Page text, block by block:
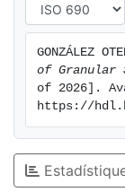
GONZÁLEZ
of Granular
of 2026].
https://